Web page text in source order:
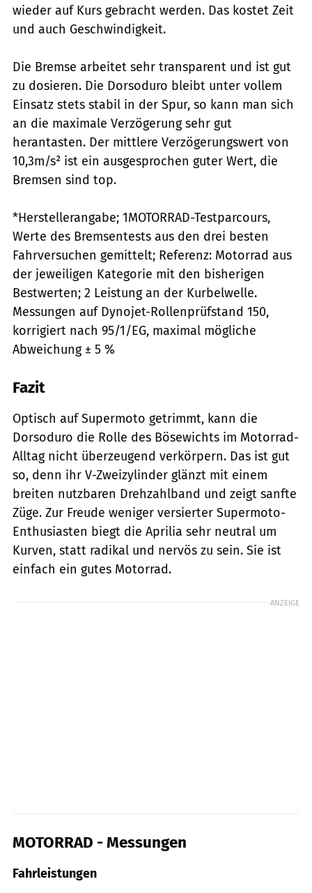
wieder auf Kurs gebracht werden. Das kostet Zeit
und auch Geschwindigkeit.
Die Bremse arbeitet sehr transparent und ist gut
zu dosieren. Die Dorsoduro bleibt unter vollem
Einsatz stets stabil in der Spur, so kann man sich
an die maximale Verzögerung sehr gut
herantasten. Der mittlere Verzögerungswert von
10,3m/s² ist ein ausgesprochen guter Wert, die
Bremsen sind top.
*Herstellerangabe; 1MOTORRAD-Testparcours,
Werte des Bremsentests aus den drei besten
Fahrversuchen gemittelt; Referenz: Motorrad aus
der jeweiligen Kategorie mit den bisherigen
Bestwerten; 2 Leistung an der Kurbelwelle.
Messungen auf Dynojet-Rollenprüfstand 150,
korrigiert nach 95/1/EG, maximal mögliche
Abweichung ± 5 %
Fazit
Optisch auf Supermoto getrimmt, kann die
Dorsoduro die Rolle des Bösewichts im Motorrad-
Alltag nicht überzeugend verkörpern. Das ist gut
so, denn ihr V-Zweizylinder glänzt mit einem
breiten nutzbaren Drehzahlband und zeigt sanfte
Züge. Zur Freude weniger versierter Supermoto-
Enthusiasten biegt die Aprilia sehr neutral um
Kurven, statt radikal und nervös zu sein. Sie ist
einfach ein gutes Motorrad.
ANZEIGE
MOTORRAD - Messungen
Fahrleistungen